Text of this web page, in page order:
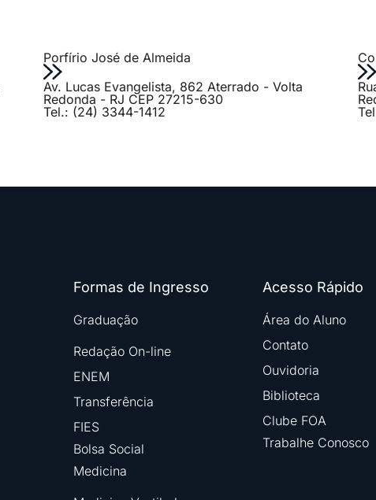
Porfírio José de Almeida
Av. Lucas Evangelista, 862 Aterrado - Volta
Redonda - RJ CEP 27215-630
Tel.: (24) 3344-1412
Formas de Ingresso
Graduação
Redação On-line
ENEM
Transferência
FIES
Bolsa Social
Medicina
Acesso Rápido
Área do Aluno
Contato
Ouvidoria
Biblioteca
Clube FOA
Trabalhe Conosco